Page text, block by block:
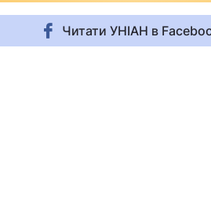
Читати УНІАН в